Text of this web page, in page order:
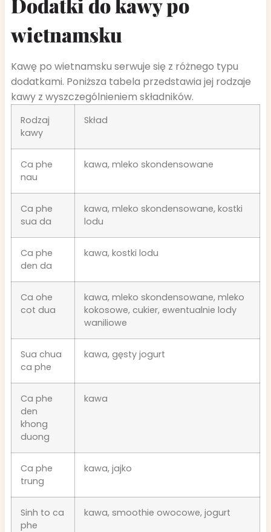
wietnamsku
Kawę po wietnamsku serwuje się z różnego typu
dodatkami. Poniższa tabela przedstawia jej rodzaje
kawy z wyszczególnieniem składników.
Rodzaj
kawy
Skład
Ca phe
nau
kawa, mleko skondensowane
Ca phe
sua da
kawa, mleko skondensowane, kostki
lodu
Ca phe
den da
kawa, kostki lodu
Ca ohe
cot dua
kawa, mleko skondensowane, mleko
kokosowe, cukier, ewentualnie lody
waniliowe
Sua chua
ca phe
kawa, gęsty jogurt
Ca phe
den
khong
duong
kawa
Ca phe
trung
kawa, jajko
Sinh to ca
phe
kawa, smoothie owocowe, jogurt